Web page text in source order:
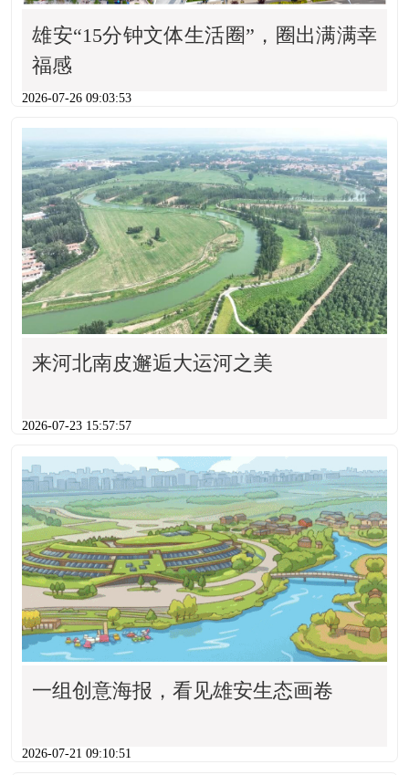
雄安“15分钟文体生活圈”，圈出满满幸
福感
2026-07-26 09:03:53
来河北南皮邂逅大运河之美
2026-07-23 15:57:57
一组创意海报，看见雄安生态画卷
2026-07-21 09:10:51